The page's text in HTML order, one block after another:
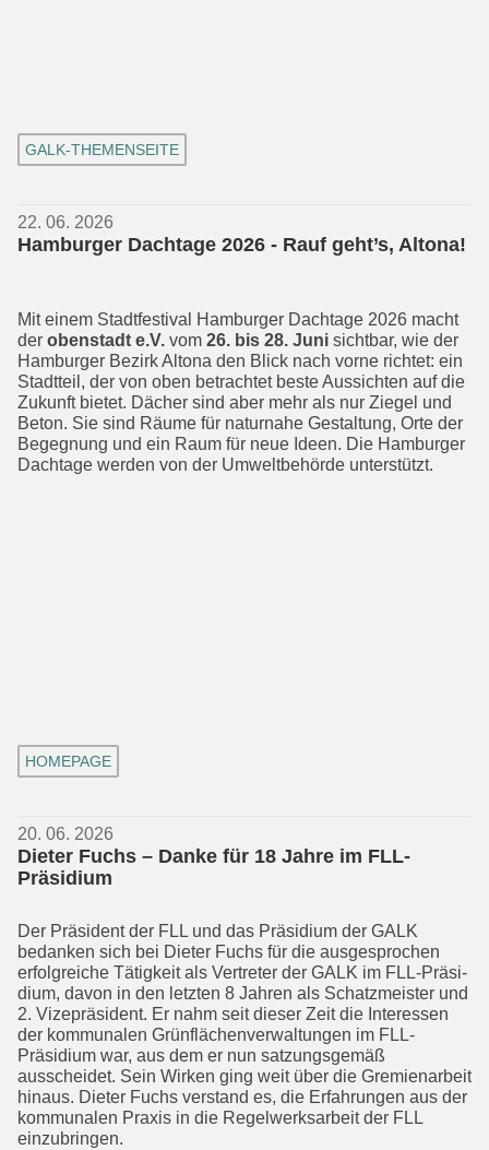
GALK-THEMENSEITE
22. 06. 2026
Hamburger Dachtage 2026 - Rauf geht’s, Altona!
Mit einem Stadtfestival Hamburger Dachtage 2026 macht
der obenstadt e.V. vom 26. bis 28. Juni sichtbar, wie der
Hamburger Bezirk Altona den Blick nach vorne richtet: ein
Stadtteil, der von oben betrachtet beste Aussichten auf die
Zukunft bietet. Dächer sind aber mehr als nur Ziegel und
Beton. Sie sind Räume für naturnahe Gestaltung, Orte der
Begeg­nung und ein Raum für neue Ideen. Die Hamburger
Dachtage werden von der Umweltbehörde unterstützt.
HOMEPAGE
20. 06. 2026
Dieter Fuchs – Danke für 18 Jahre im FLL-
Präsidium
Der Präsident der FLL und das Präsidium der GALK
bedanken sich bei Dieter Fuchs für die ausge­sprochen
erfolgreiche Tätig­keit als Vertreter der GALK im FLL-Präsi­
dium, davon in den letzten 8 Jahren als Schatzmeister und
2. Vizepräsident. Er nahm seit dieser Zeit die Interessen
der kommunalen Grünflächen­verwaltungen im FLL-
Präsidium war, aus dem er nun satzungsgemäß
ausscheidet. Sein Wirken ging weit über die Gremienarbeit
hinaus. Dieter Fuchs verstand es, die Erfahrungen aus der
kommunalen Praxis in die Regel­werks­arbeit der FLL
einzubringen.